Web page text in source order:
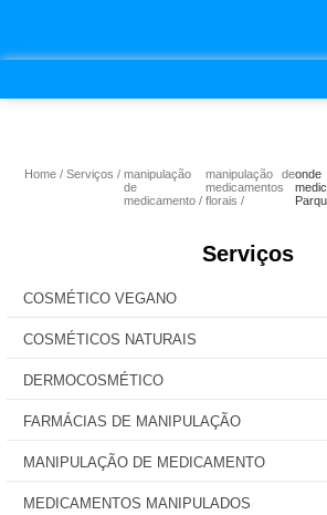
Home Serviços
manipulação
de
medicamento
manipulação de
medicamentos
florais
Serviços
COSMÉTICO VEGANO
COSMÉTICOS NATURAIS
DERMOCOSMÉTICO
FARMÁCIAS DE MANIPULAÇÃO
MANIPULAÇÃO DE MEDICAMENTO
MEDICAMENTOS MANIPULADOS